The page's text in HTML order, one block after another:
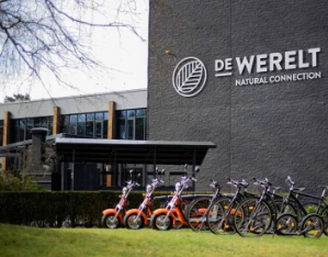
Hybride events
Industriële locatie
Kasteel en landgoed
Kleine / intieme locatie
Locaties aan zee
Museum
Theater
Varende locatie